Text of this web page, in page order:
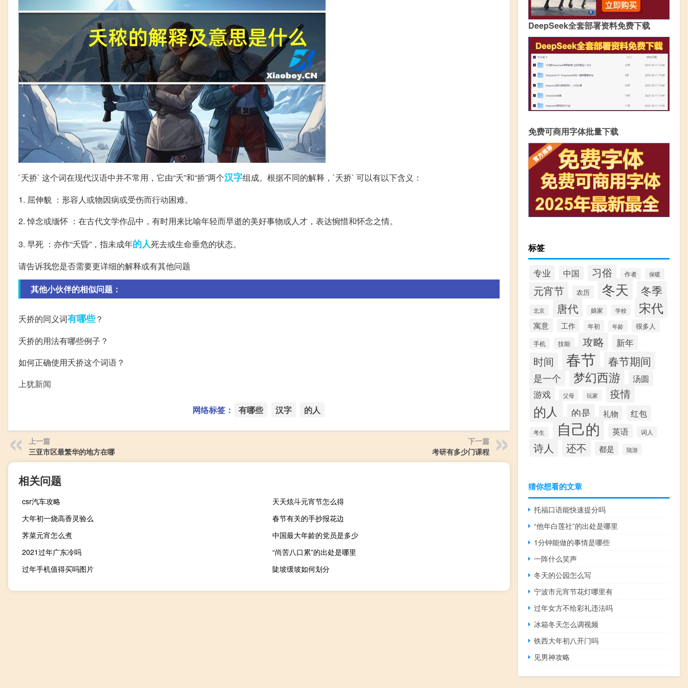
`夭挢` 这个词在现代汉语中并不常用，它由“夭”和“挢”两个汉字组成。根据不同的解释，`夭挢` 可以有以下含义：
1. 屈伸貌 ：形容人或物因病或受伤而行动困难。
2. 悼念或缅怀 ：在古代文学作品中，有时用来比喻年轻而早逝的美好事物或人才，表达惋惜和怀念之情。
3. 早死 ：亦作“夭昏”，指未成年的人死去或生命垂危的状态。
请告诉我您是否需要更详细的解释或有其他问题
其他小伙伴的相似问题：
夭挢的同义词有哪些？
夭挢的用法有哪些例子？
如何正确使用夭挢这个词语？
上犹新闻
网络标签： 有哪些 汉字 的人
上一篇
三亚市区最繁华的地方在哪
下一篇
考研有多少门课程
相关问题
csr汽车攻略
天天炫斗元宵节怎么得
大年初一烧高香灵验么
春节有关的手抄报花边
荠菜元宵怎么煮
中国最大年龄的党员是多少
2021过年广东冷吗
“尚苦八口累”的出处是哪里
过年手机值得买吗图片
陡坡缓坡如何划分
DeepSeek全套部署资料免费下载
免费可商用字体批量下载
标签
专业 中国 习俗 作者 保暖
元宵节 农历 冬天 冬季
北京 唐代 娘家 学校 宋代
寓意 工作 年初 年龄 很多人
手机 技能 攻略 新年
时间 春节 春节期间
是一个 梦幻西游
汤圆
游戏
父母 玩家 疫情
的人 的是 礼物 红包
考生 自己的 英语 词人
诗人 还不 都是 陆游
猜你想看的文章
托福口语能快速提分吗
“他年白莲社”的出处是哪里
1分钟能做的事情是哪些
一阵什么笑声
冬天的公园怎么写
宁波市元宵节花灯哪里有
过年女方不给彩礼违法吗
冰箱冬天怎么调视频
铁西大年初八开门吗
见男神攻略